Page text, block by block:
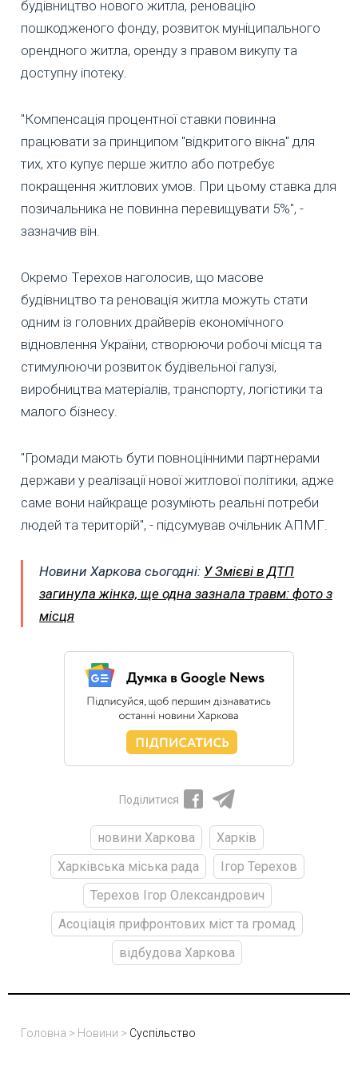
будівництво нового житла, реновацію
пошкодженого фонду, розвиток муніципального
орендного житла, оренду з правом викупу та
доступну іпотеку.
"Компенсація процентної ставки повинна
працювати за принципом "відкритого вікна" для
тих, хто купує перше житло або потребує
покращення житлових умов. При цьому ставка для
позичальника не повинна перевищувати 5%", -
зазначив він.
Окремо Терехов наголосив, що масове
будівництво та реновація житла можуть стати
одним із головних драйверів економічного
відновлення України, створюючи робочі місця та
стимулюючи розвиток будівельної галузі,
виробництва матеріалів, транспорту, логістики та
малого бізнесу.
"Громади мають бути повноцінними партнерами
держави у реалізації нової житлової політики, адже
саме вони найкраще розуміють реальні потреби
людей та територій", - підсумував очільник АПМГ.
Новини Харкова сьогодні: У Змієві в ДТП
загинула жінка, ще одна зазнала травм: фото з
місця
Поділитися
новини Харкова
Харків
Харківська міська рада
Ігор Терехов
Терехов Ігор Олександрович
Асоціація прифронтових міст та громад
відбудова Харкова
Головна > Новини > Суспільство